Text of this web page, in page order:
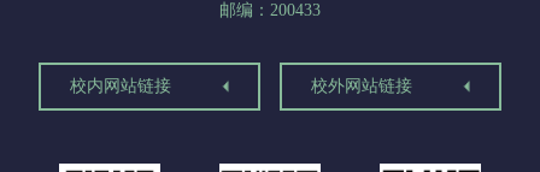
邮编：200433
校内网站链接 校外网站链接